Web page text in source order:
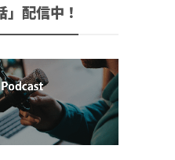
配信中！